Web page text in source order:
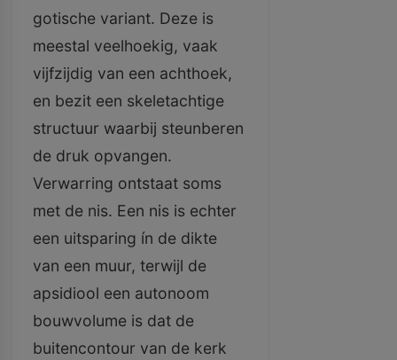
gotische variant. Deze is
meestal veelhoekig, vaak
vijfzijdig van een achthoek,
en bezit een skeletachtige
structuur waarbij steunberen
de druk opvangen.
Verwarring ontstaat soms
met de nis. Een nis is echter
een uitsparing ín de dikte
van een muur, terwijl de
apsidiool een autonoom
bouwvolume is dat de
buitencontour van de kerk